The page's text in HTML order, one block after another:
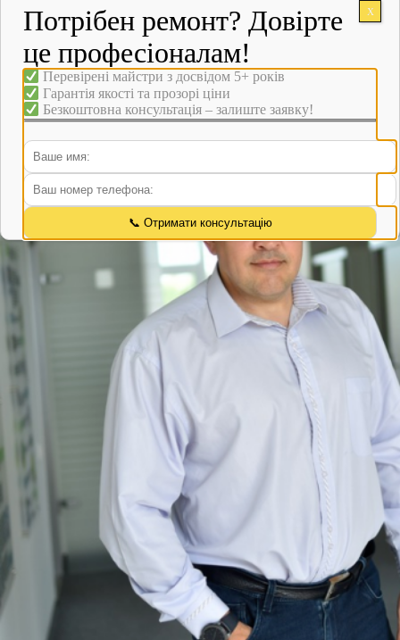
Презентация успешных кейсов: Как стать успешным мастером
благодаря Лиге Мастеров
Сергей Дымченкоруководитель MASTER SKILLS
13:45 - 14:30
Подкаты к заказчику
Андрей Станкевич -Эксперт по интерьерным решениям Caparol
Потрібен ремонт? Довірте
це професіоналам!
Перевіренімайстри з досвідом 5+ років
Гарантія якості та прозорі ціни
Безкоштовна консультація – залиште заявку!
X